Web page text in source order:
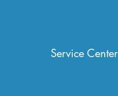
Service Center